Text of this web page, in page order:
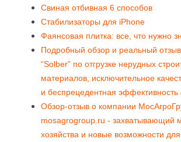
Свиная отбивная 6 способов
Стабилизаторы для iPhone
Фаянсовая плитка: все, что нужно
Подробный обзор и реальный
“Solber” по отгрузке нерудных
материалов, исключительное
и беспрецедентная эффективность
Обзор-отзыв о компании
mosagrogroup.ru - захватывающий
хозяйства и новые возможности